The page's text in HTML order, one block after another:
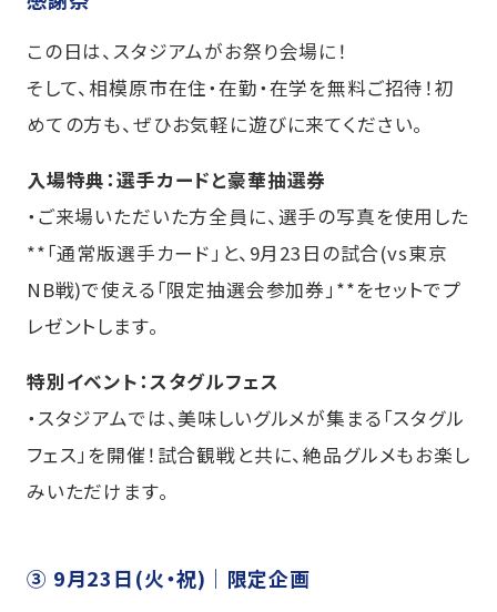
この日は、スタジアムがお祭り会場に！
そして、相模原市在住・在勤・在学を無料ご招待！初
めての方も、ぜひお気軽に遊びに来てください。
入場特典：選手カードと豪華抽選券
・ご来場いただいた方全員に、選手の写真を使用した
**「通常版選手カード」と、9月23日の試合(vs東京
NB戦)で使える「限定抽選会参加券」**をセットでプ
レゼントします。
特別イベント：スタグルフェス
・スタジアムでは、美味しいグルメが集まる「スタグル
フェス」を開催！試合観戦と共に、絶品グルメもお楽し
みいただけます。
③ 9月23日(火・祝)｜限定企画